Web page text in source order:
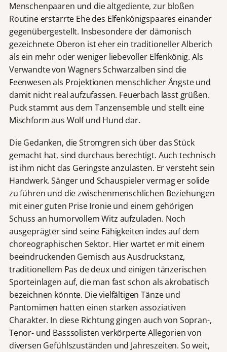
Menschenpaaren und die altgediente, zur bloßen
Routine erstarrte Ehe des Elfenkönigspaares einander
gegenübergestellt. Insbesondere der dämonisch
gezeichnete Oberon ist eher ein traditioneller Alberich
als ein mehr oder weniger liebevoller Elfenkönig. Als
Verwandte von Wagners Schwarzalben sind die
Feenwesen als Projektionen menschlicher Ängste und
damit nicht real aufzufassen. Feuerbach lässt grüßen.
Puck stammt aus dem Tanzensemble und stellt eine
Mischform aus Wolf und Hund dar.
Die Gedanken, die Stromgren sich über das Stück
gemacht hat, sind durchaus berechtigt. Auch technisch
ist ihm nicht das Geringste anzulasten. Er versteht sein
Handwerk. Sänger und Schauspieler vermag er solide
zu führen und die zwischenmenschlichen Beziehungen
mit einer guten Prise Ironie und einem gehörigen
Schuss an humorvollem Witz aufzuladen. Noch
ausgeprägter sind seine Fähigkeiten indes auf dem
choreographischen Sektor. Hier wartet er mit einem
beeindruckenden Gemisch aus Ausdruckstanz,
traditionellem Pas de deux und einigen tänzerischen
Sporteinlagen auf, die man fast schon als akrobatisch
bezeichnen könnte. Die vielfältigen Tänze und
Pantomimen hatten einen starken assoziativen
Charakter. In diese Richtung gingen auch von Sopran-,
Tenor- und Basssolisten verkörperte Allegorien von
diversen Gefühlszuständen und Jahreszeiten. So weit,